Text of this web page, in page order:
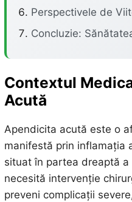
Perspectivele de
Concluzie:
Contextul
Acută
Apendicita acută este o
manifestă prin inflamația
situat în partea dreaptă
necesită intervenție
preveni complicații